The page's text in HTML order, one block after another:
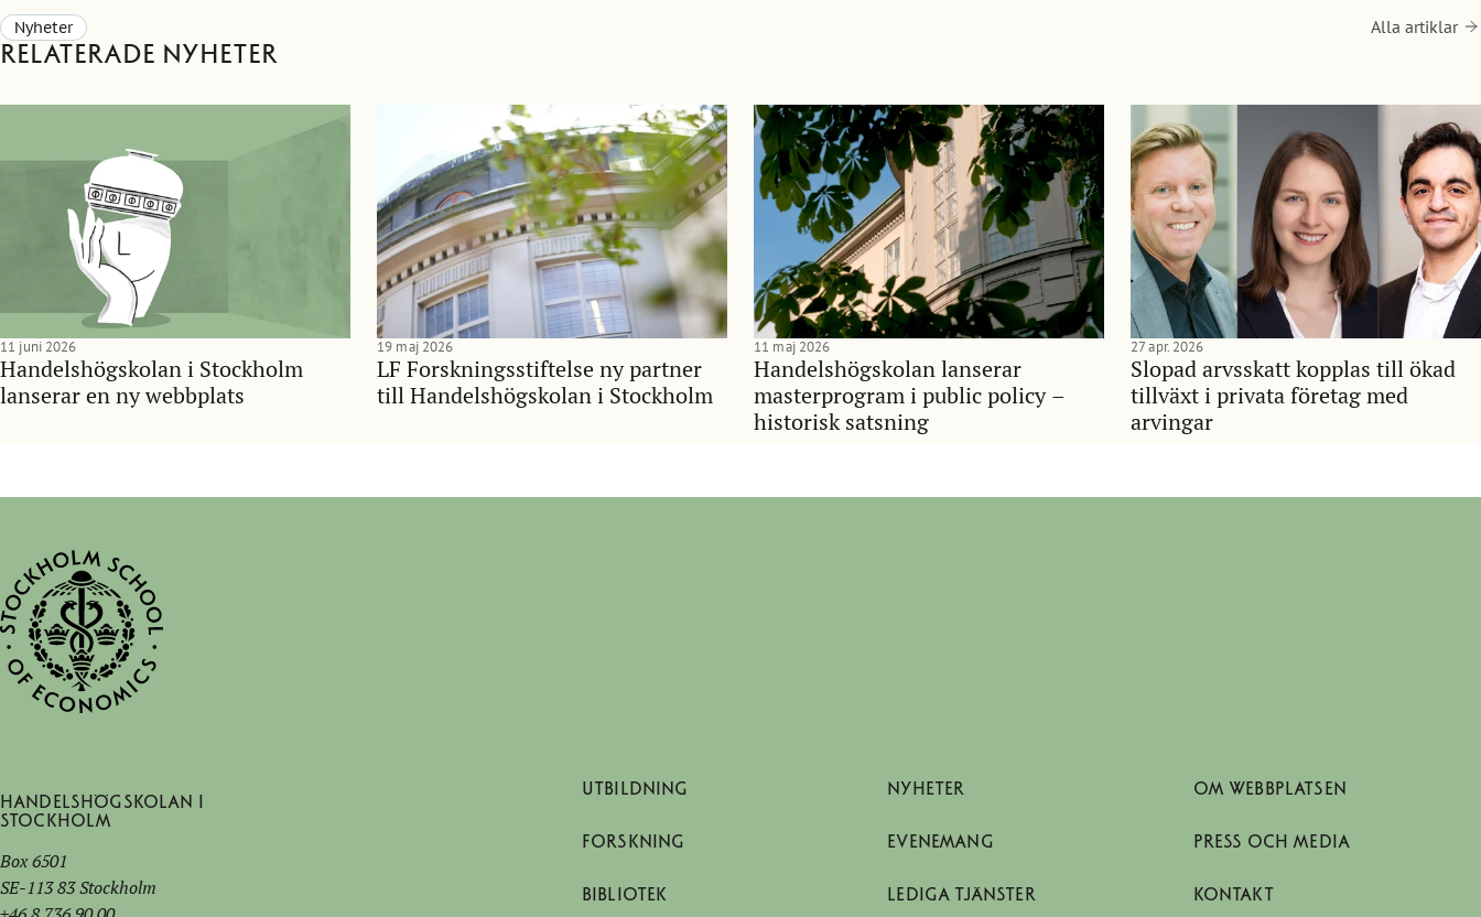
Nyheter
Relaterade nyheter
Alla artiklar
Handelshögskolan i Stockholm
lanserar en ny webbplats
11 juni 2026
LF Forskningsstiftelse ny partner
till Handelshögskolan i Stockholm
19 maj 2026
Handelshögskolan lanserar
masterprogram i public policy –
historisk satsning
11 maj 2026
Slopad arvsskatt kopplas till ökad
tillväxt i privata företag med
arvingar
27 apr. 2026
Handelshögskolan i
Stockholm
Box 6501
SE-113 83 Stockholm
UTBILDNING
FORSKNING
BIBLIOTEK
NYHETER
EVENEMANG
LEDIGA TJÄNSTER
OM WEBBPLATSEN
PRESS OCH MEDIA
KONTAKT